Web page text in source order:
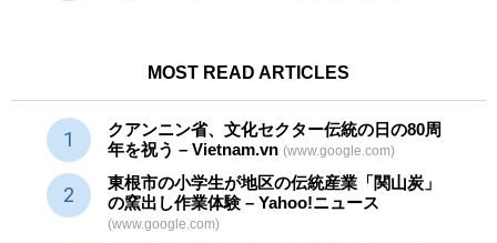
MOST READ ARTICLES
クアンニン省、文化セクター伝統の日の80周
年を祝う – Vietnam.vn (www.google.com)
東根市の小学生が地区の伝統産業 「関山炭」
の窯出し作業体験 – Yahoo!ニュース
(www.google.com)